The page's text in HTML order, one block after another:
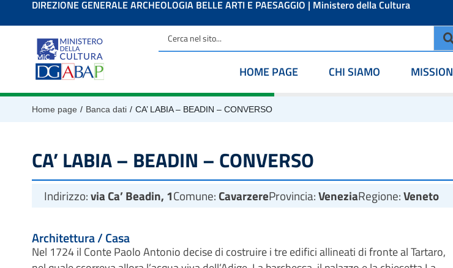
contenutoDIREZIONE GENERALE ARCHEOLOGIA BELLE ARTI E PAESAGGIO | Ministero della Cultura
HOME PAGE CHI SIAMO MISSION
Home page / Banca dati / CA’ LABIA – BEADIN – CONVERSO
CA’ LABIA – BEADIN – CONVERSO
Indirizzo:via Ca’ Beadin, 1Comune: CavarzereProvincia:VeneziaRegione:Veneto
Architettura / Casa
Nel 1724 il Conte Paolo Antonio decise di costruire i tre edifici allineati di fronte al Tartaro,